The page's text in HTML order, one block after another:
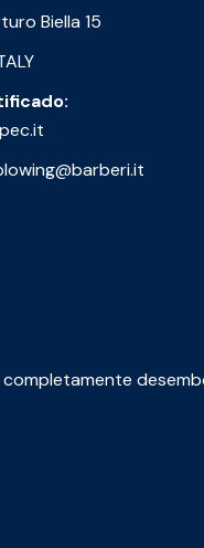
Biella 15